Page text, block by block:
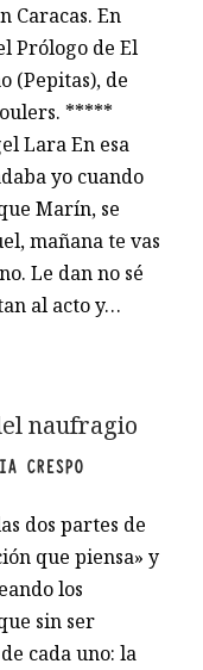
Caracas. En
Prólogo de El
(Pepitas), de
*****
Lara En esa
yo cuando
Marín, se
mañana te vas
Le dan no sé
al acto y…
naufragio
CRESPO
dos partes de
que piensa» y
los
sin ser
cada uno: la